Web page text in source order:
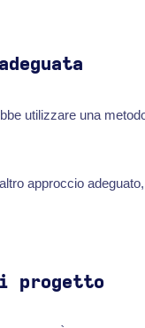
utilizzare una
approccio
progetto